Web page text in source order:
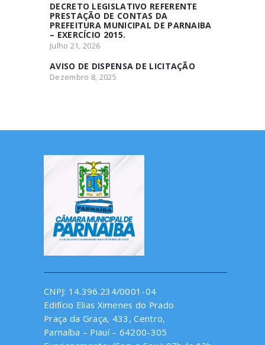
DECRETO LEGISLATIVO REFERENTE
PRESTAÇÃO DE CONTAS DA
PREFEITURA MUNICIPAL DE PARNAIBA
– EXERCÍCIO 2015.
Julho 21, 2026
AVISO DE DISPENSA DE LICITAÇÃO
Dezembro 8, 2025
CNPJ: 14.396.234/0001-04
Edifício Elias Ximenes do Prado
Praça da Graça, 433, Centro,
Parnaíba – Piauí – 64200-305